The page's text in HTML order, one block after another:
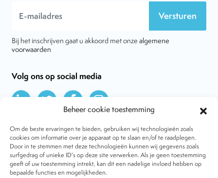
Beheer cookie toestemming
Om de beste ervaringen te bieden, gebruiken wij technologieën zoals
cookies om informatie over je apparaat op te slaan en/of te raadplegen.
Door in te stemmen met deze technologieën kunnen wij gegevens zoals
surfgedrag of unieke ID's op deze site verwerken. Als je geen toestemming
geeft of uw toestemming intrekt, kan dit een nadelige invloed hebben op
bepaalde functies en mogelijkheden.
Versturen
Bij het inschrijven gaat u akkoord met onze algemene
voorwaarden
Volg ons op social media
Over VtdK
Contact
Nieuws